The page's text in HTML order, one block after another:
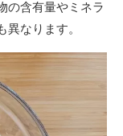
の含有量やミネラ
異なります。